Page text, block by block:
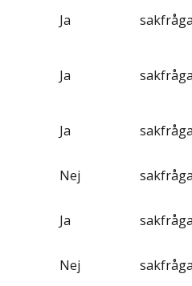
Ja
Ja
Ja
Nej
Ja
Nej